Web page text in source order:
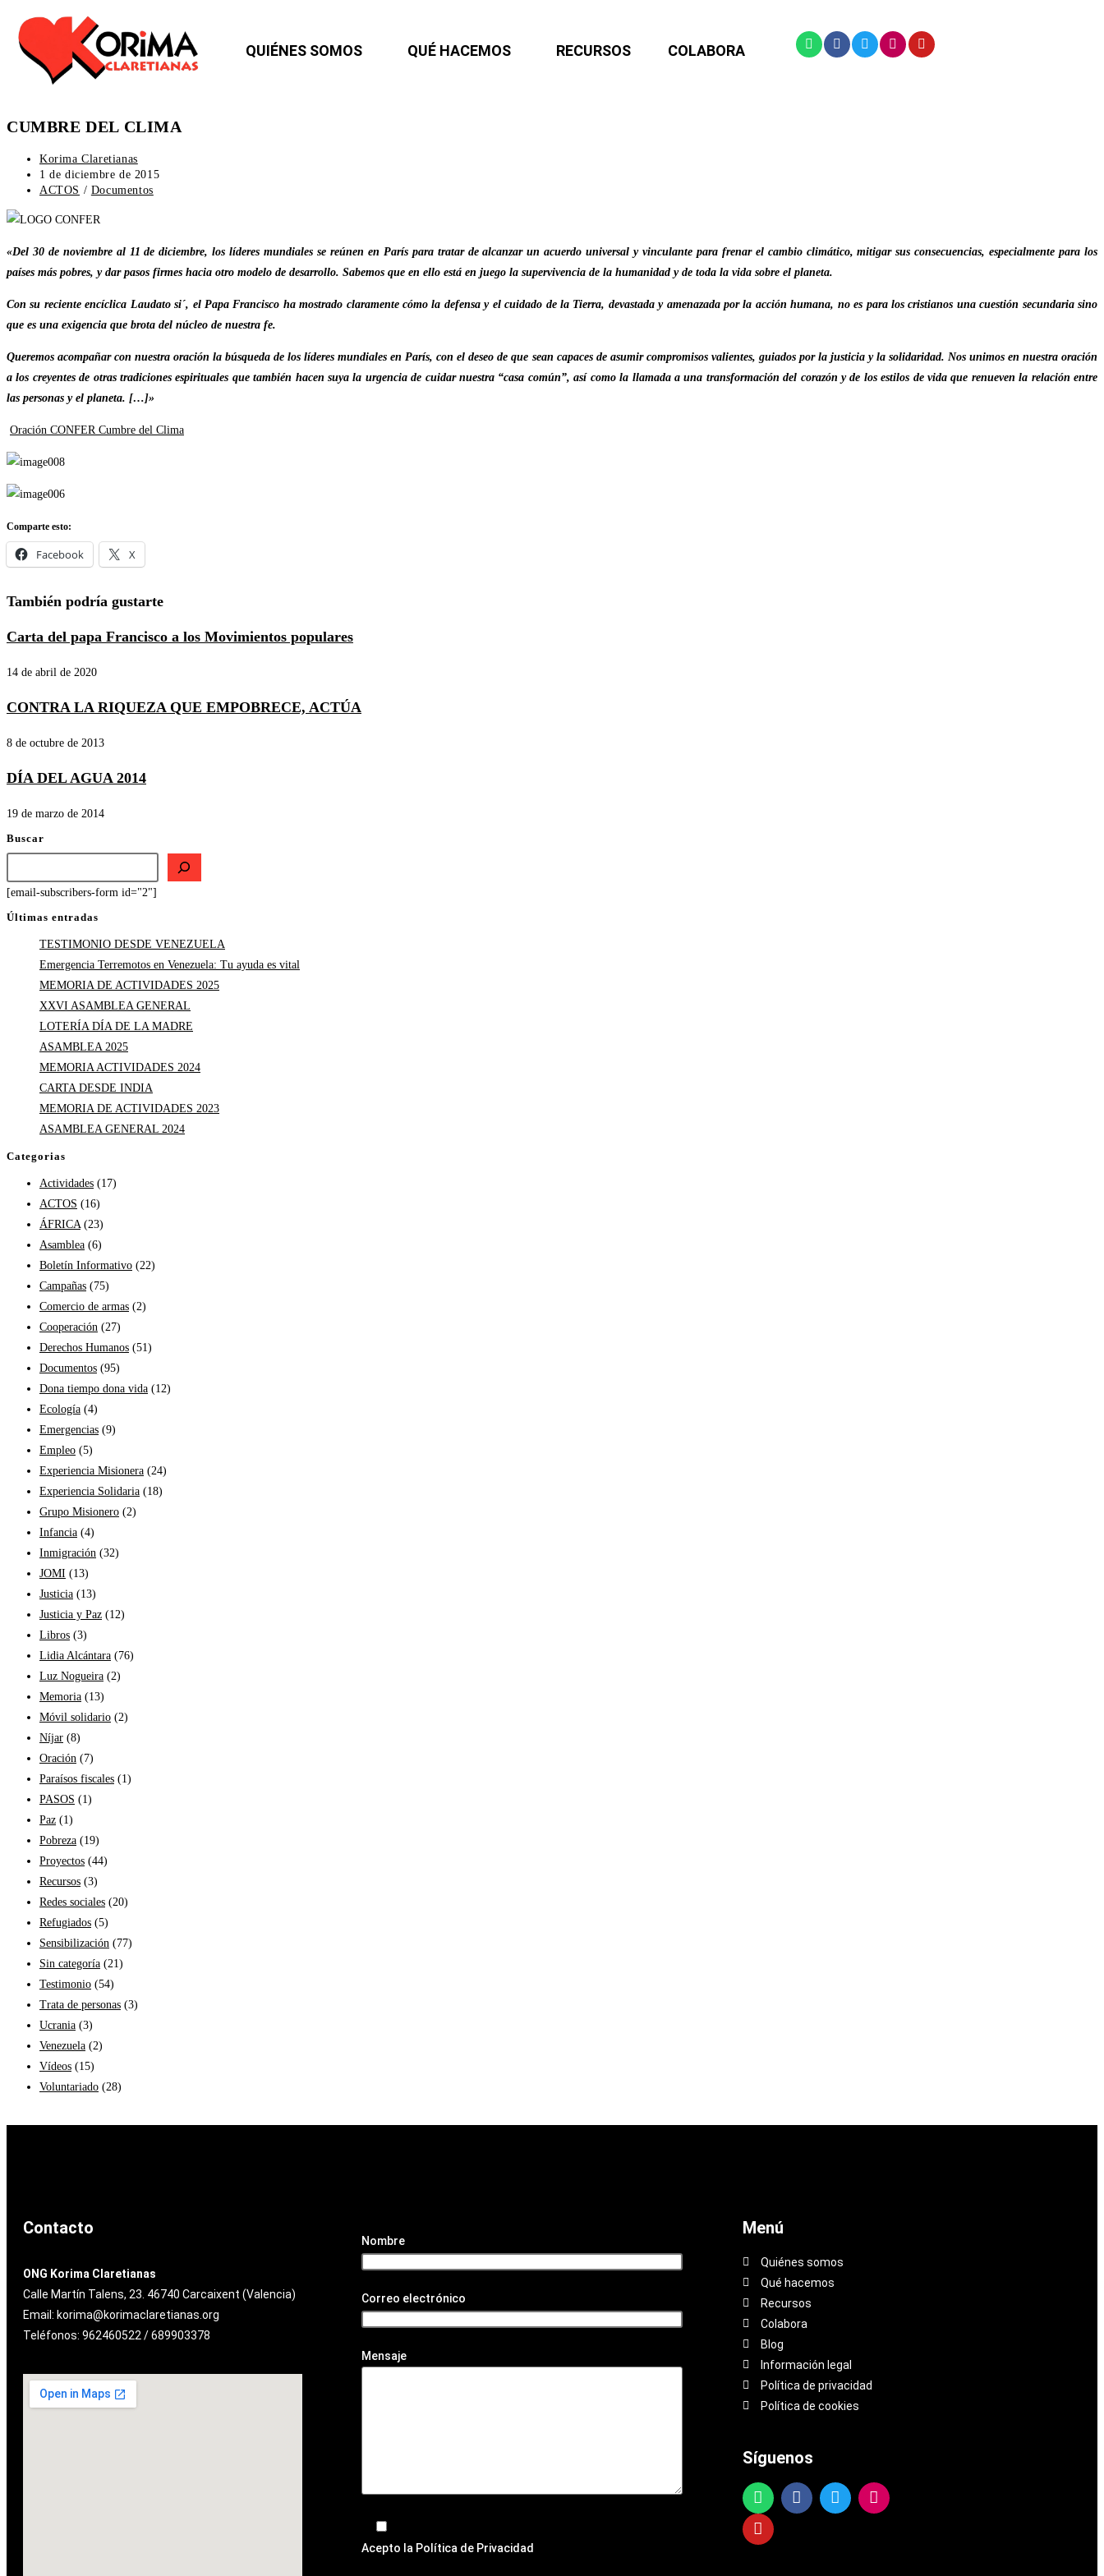
QUIÉNES SOMOS QUÉ HACEMOS RECURSOS COLABORA
CUMBRE DEL CLIMA
Korima Claretianas
1 de diciembre de 2015
ACTOS / Documentos
«Del 30 de noviembre al 11 de diciembre, los líderes mundiales se reúnen en París para tratar de alcanzar un acuerdo universal y vinculante para frenar el cambio climático, mitigar sus consecuencias, especialmente para los
países más pobres, y dar pasos firmes hacia otro modelo de desarrollo. Sabemos que en ello está en juego la supervivencia de la humanidad y de toda la vida sobre el planeta.
Con su reciente encíclica Laudato si´, el Papa Francisco ha mostrado claramente cómo la defensa y el cuidado de la Tierra, devastada y amenazada por la acción humana, no es para los cristianos una cuestión secundaria sino
que es una exigencia que brota del núcleo de nuestra fe.
Queremos acompañar con nuestra oración la búsqueda de los líderes mundiales en París, con el deseo de que sean capaces de asumir compromisos valientes, guiados por la justicia y la solidaridad. Nos unimos en nuestra oración
a los creyentes de otras tradiciones espirituales que también hacen suya la urgencia de cuidar nuestra “casa común”, así como la llamada a una transformación del corazón y de los estilos de vida que renueven la relación entre
las personas y el planeta. […]»
Oración CONFER Cumbre del Clima
Comparte esto:
Facebook X
También podría gustarte
Carta del papa Francisco a los Movimientos populares
14 de abril de 2020
CONTRA LA RIQUEZA QUE EMPOBRECE, ACTÚA
8 de octubre de 2013
DÍA DEL AGUA 2014
19 de marzo de 2014
Buscar
[email-subscribers-form id="2"]
Últimas entradas
TESTIMONIO DESDE VENEZUELA
Emergencia Terremotos en Venezuela: Tu ayuda es vital
MEMORIA DE ACTIVIDADES 2025
XXVI ASAMBLEA GENERAL
LOTERÍA DÍA DE LA MADRE
ASAMBLEA 2025
MEMORIA ACTIVIDADES 2024
CARTA DESDE INDIA
MEMORIA DE ACTIVIDADES 2023
ASAMBLEA GENERAL 2024
Categorias
Actividades (17)
ACTOS (16)
ÁFRICA (23)
Asamblea (6)
Boletín Informativo (22)
Campañas (75)
Comercio de armas (2)
Cooperación (27)
Derechos Humanos (51)
Documentos (95)
Dona tiempo dona vida (12)
Ecología (4)
Emergencias (9)
Empleo (5)
Experiencia Misionera (24)
Experiencia Solidaria (18)
Grupo Misionero (2)
Infancia (4)
Inmigración (32)
JOMI (13)
Justicia (13)
Justicia y Paz (12)
Libros (3)
Lidia Alcántara (76)
Luz Nogueira (2)
Memoria (13)
Móvil solidario (2)
Níjar (8)
Oración (7)
Paraísos fiscales (1)
PASOS (1)
Paz (1)
Pobreza (19)
Proyectos (44)
Recursos (3)
Redes sociales (20)
Refugiados (5)
Sensibilización (77)
Sin categoría (21)
Testimonio (54)
Trata de personas (3)
Ucrania (3)
Venezuela (2)
Vídeos (15)
Voluntariado (28)
Contacto
ONG Korima Claretianas
Calle Martín Talens, 23. 46740 Carcaixent (Valencia)
Email: korima@korimaclaretianas.org
Teléfonos: 962460522 / 689903378
Nombre
Correo electrónico
Mensaje
Acepto la Política de Privacidad
Menú
Quiénes somos
Qué hacemos
Recursos
Colabora
Blog
Información legal
Política de privacidad
Política de cookies
Síguenos